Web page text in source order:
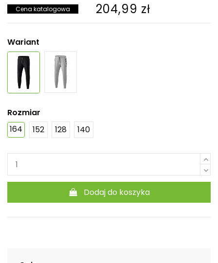
Cena katalogowa 204,99 zł
Wariant
Rozmiar
164
152 128 140
Dodaj do koszyka